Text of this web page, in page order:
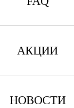
АКЦИИ
НОВОСТИ